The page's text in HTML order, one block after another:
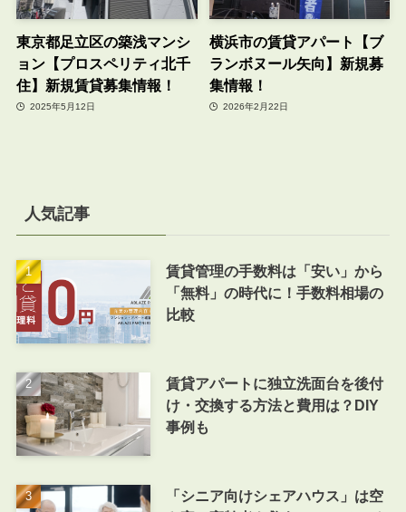
東京都足立区の築浅マンシ
ョン【プロスペリティ北千
住】新規賃貸募集情報！
2025年5月12日
横浜市の賃貸アパート【ブ
ランボヌール矢向】新規募
集情報！
2026年2月22日
人気記事
賃貸管理の手数料は「安い」から
「無料」の時代に！手数料相場の
比較
賃貸アパートに独立洗面台を後付
け・交換する方法と費用は？DIY
事例も
「シニア向けシェアハウス」は空